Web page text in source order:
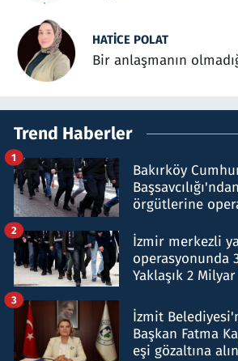
HATICE POLAT
Bir anlaşmanın
Trend Haberler
Bakırköy
örgütlerine
1
İzmir merkezli
operasyonunda
Yaklaşık 2
2
İzmit
Başkan Fatma
eşi gözaltına
3